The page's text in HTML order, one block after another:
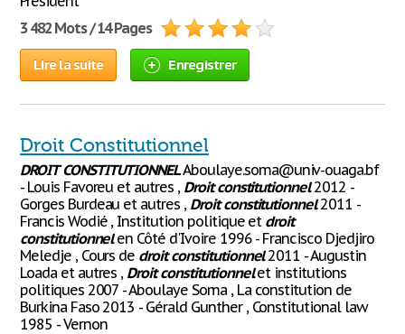
3 482 Mots / 14 Pages
Lire la suite Enregistrer
Droit Constitutionnel
DROITCONSTITUTIONNELAboulaye.soma@univ-ouaga.bf
- Louis Favoreu et autres , Droit constitutionnel2012 -
Gorges Burdeau et autres , Droit constitutionnel2011 -
Francis Wodié , Institution politique et droit
constitutionnelen Côté d'Ivoire 1996 - Francisco Djedjiro
Meledje , Cours de droit constitutionnel2011 - Augustin
Loada et autres , Droit constitutionnelet institutions
politiques 2007 - Aboulaye Soma , La constitution de
Burkina Faso 2013 - Gérald Gunther , Constitutional law
1985 - Vernon